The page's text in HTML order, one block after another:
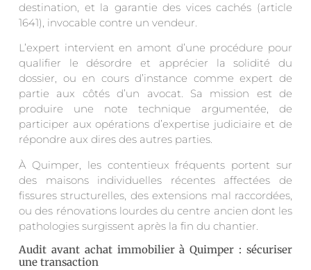
destination, et la garantie des vices cachés (article
1641), invocable contre un vendeur.
L’expert intervient en amont d’une procédure pour
qualifier le désordre et apprécier la solidité du
dossier, ou en cours d’instance comme expert de
partie aux côtés d’un avocat. Sa mission est de
produire une note technique argumentée, de
participer aux opérations d’expertise judiciaire et de
répondre aux dires des autres parties.
À Quimper, les contentieux fréquents portent sur
des maisons individuelles récentes affectées de
fissures structurelles, des extensions mal raccordées,
ou des rénovations lourdes du centre ancien dont les
pathologies surgissent après la fin du chantier.
Audit avant achat immobilier à Quimper : sécuriser
une transaction